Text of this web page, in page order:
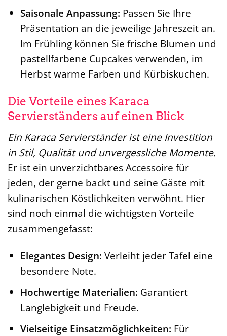
Saisonale Anpassung: Passen Sie Ihre
Präsentation an die jeweilige Jahreszeit an.
Im Frühling können Sie frische Blumen und
pastellfarbene Cupcakes verwenden, im
Herbst warme Farben und Kürbiskuchen.
Die Vorteile eines Karaca
Servierständers auf einen Blick
Ein Karaca Servierständer ist eine Investition
in Stil, Qualität und unvergessliche Momente.
Er ist ein unverzichtbares Accessoire für
jeden, der gerne backt und seine Gäste mit
kulinarischen Köstlichkeiten verwöhnt. Hier
sind noch einmal die wichtigsten Vorteile
zusammengefasst:
Elegantes Design: Verleiht jeder Tafel eine
besondere Note.
Hochwertige Materialien: Garantiert
Langlebigkeit und Freude.
Vielseitige Einsatzmöglichkeiten: Für